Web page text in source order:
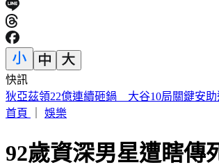
快訊
SBS歌謠大戰／ALLDAY PROJECT回歸
首頁
娛樂
92歲資深男星遭瞎